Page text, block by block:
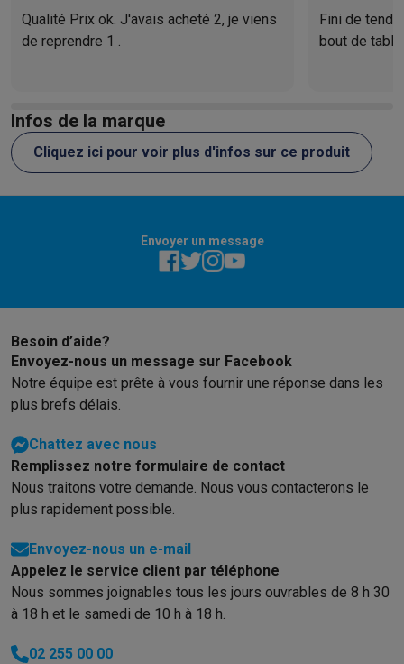
Reconditionné
Smartphones reconditionnés Tablettes reconditionnés
Petits appareils de cuisine
Petits appareils de cuisine avec des éco-chèquesMachines
Grands appareils de cuisine
Climatiseurs
TV avec des éco-chequesEnceintes Bluetooth avec des éco-
Smartphones avec des éco-chequesTablettes avec des éco-
En route
Trottinettes électriques avec des éco-chèques
Initiatives écologiques
ImpactÉconomies d'énergie
SoldesToutes les soldes
ActionsDeals du momentPromotionsCashbacks
Voici pourquoi choisir KrëfelLivraison offerteGarantie du
Installation à domicileInstallation gros électro
Service clientRéparation de votre appareil
Gros électro & encastrableTrouvez votre machine à laver
Petit électroBeauté & santéMénageCuisine Plus...
Sport & LoisirsChoisir une montre connectée
Qualité Prix ok. J'avais acheté 2, je viens
de reprendre 1 .
Fini de
bout de
Infos de la marque
Cliquez ici pour voir plus d'infos sur ce produit
Envoyer un message
Besoin d’aide?
Envoyez-nous un message sur Facebook
Notre équipe est prête à vous fournir une réponse dans les
plus brefs délais.
Chattez avec nous
Remplissez notre formulaire de contact
Nous traitons votre demande. Nous vous contacterons le
plus rapidement possible.
Envoyez-nous un e-mail
Appelez le service client par téléphone
Nous sommes joignables tous les jours ouvrables de 8 h 30
à 18 h et le samedi de 10 h à 18 h.
02 255 00 00